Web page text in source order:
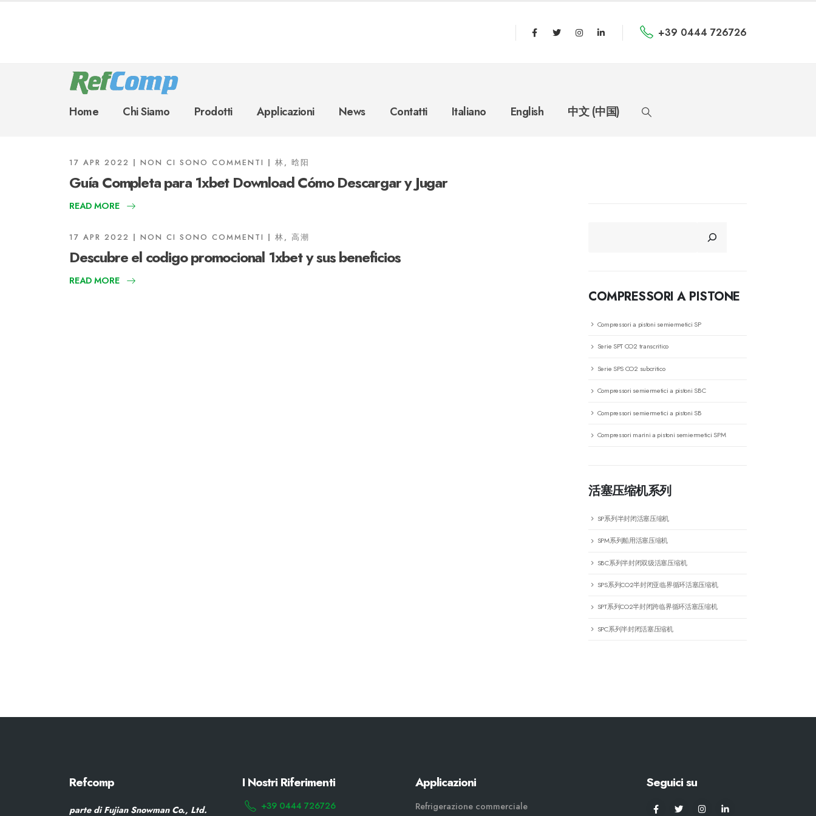
+39 0444 726726
Home Chi Siamo Prodotti Applicazioni News Contatti Italiano English 中文 (中国)
17 APR 2022 NON CI SONO COMMENTI 林, 晗阳
Guía Completa para 1xbet Download Cómo Descargar y Jugar
READ MORE
17 APR 2022 NON CI SONO COMMENTI 林, 高潮
Descubre el codigo promocional 1xbet y sus beneficios
READ MORE
COMPRESSORI A PISTONE
Compressori a pistoni semiermetici SP
Serie SPT CO2 transcritico
Serie SPS CO2 subcritico
Compressori semiermetici a pistoni SBC
Compressori semiermetici a pistoni SB
Compressori marini a pistoni semiermetici SPM
活塞压缩机系列
SP系列半封闭活塞压缩机
SPM系列船用活塞压缩机
SBC系列半封闭双级活塞压缩机
SPS系列CO2半封闭亚临界循环活塞压缩机
SPT系列CO2半封闭跨临界循环活塞压缩机
SPC系列半封闭活塞压缩机
Refcomp
parte di Fujian Snowman Co., Ltd.
I Nostri Riferimenti
+39 0444 726726
Applicazioni
Refrigerazione commerciale
Seguici su